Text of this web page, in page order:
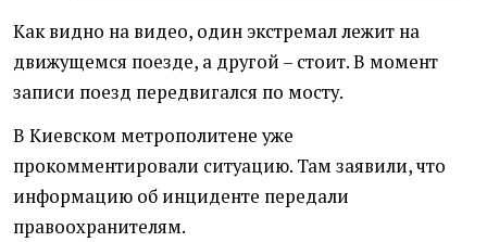
Как видно на видео, один экстремал лежит на
движущемся поезде, а другой – стоит. В момент
записи поезд передвигался по мосту.
В Киевском метрополитене уже
прокомментировали ситуацию. Там заявили, что
информацию об инциденте передали
правоохранителям.